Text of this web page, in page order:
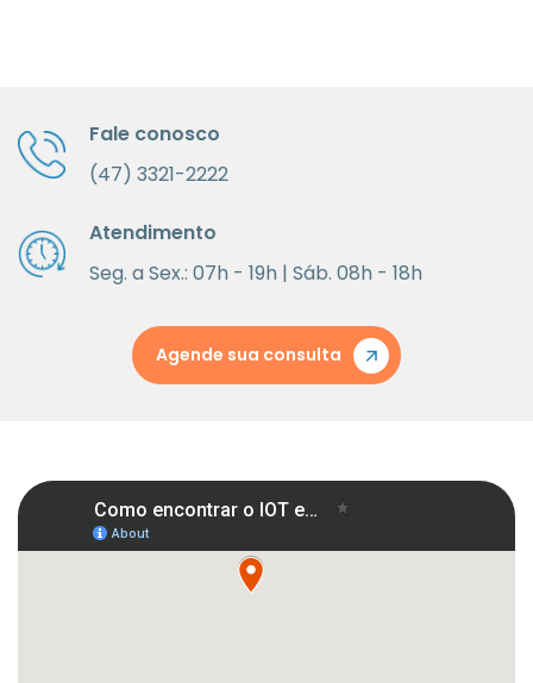
Fale conosco
(47) 3321-2222
Atendimento
Seg. a Sex.: 07h - 19h | Sáb. 08h - 18h
Agende sua consulta